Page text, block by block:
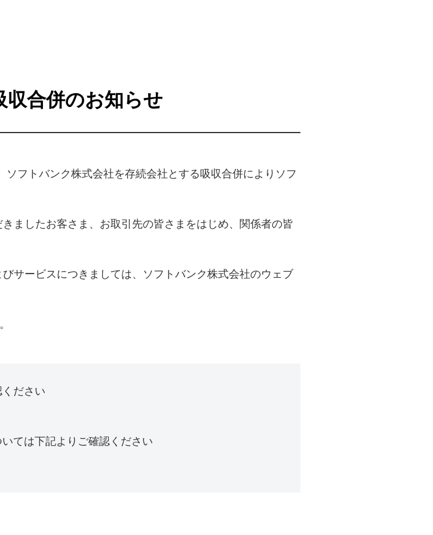
収合併のお知らせ
フトバンク株式会社を存続会社とする吸収合併によりソフ
ましたお客さま、お取引先の皆さまをはじめ、関係者の皆
サービスにつきましては、ソフトバンク株式会社のウェブ
ださい
ては下記よりご確認ください